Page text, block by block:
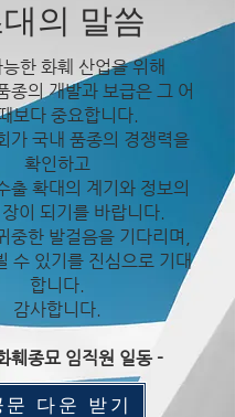
의 말씀
한 화훼 산업을 위해
종의 개발과 보급은 그 어
보다 중요합니다.
가 국내 품종의 경쟁력을
확인하고
출 확대의 계기와 정보의
이 되기를 바랍니다.
중한 발걸음을 기다리며,
수 있기를 진심으로 기대
합니다.
감사합니다.
훼종묘 임직원 일동 -
문 다운 받기